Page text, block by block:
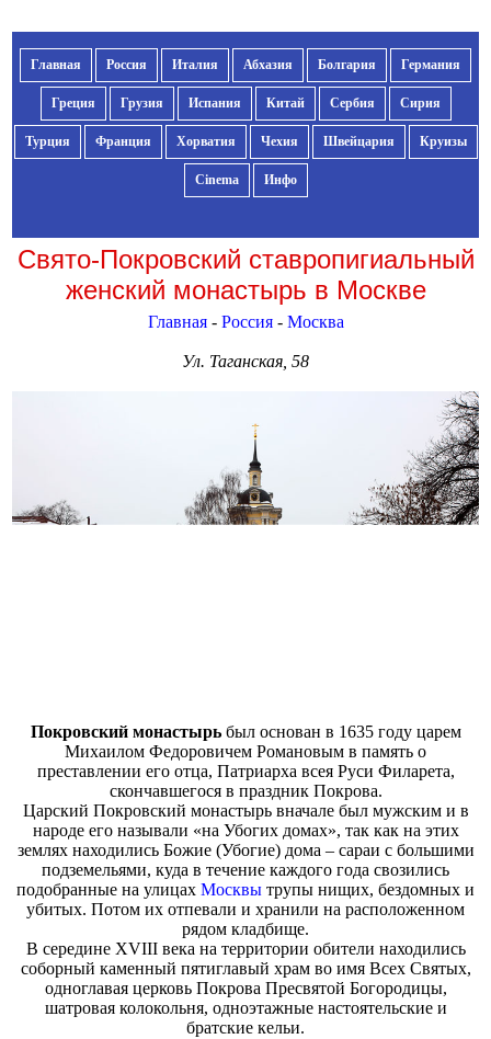
Главная Россия Италия Абхазия Болгария Германия
Греция Грузия Испания Китай Сербия Сирия
Турция Франция Хорватия Чехия Швейцария Круизы
Cinema Инфо
Свято-Покровский ставропигиальный
женский монастырь в Москве
Главная- Россия- Москва
Ул. Таганская, 58
Покровский монастырьбыл основан в 1635 году царем
Михаилом Федоровичем Романовым в память о
преставлении его отца, Патриарха всея Руси Филарета,
скончавшегося в праздник Покрова.
Царский Покровский монастырь вначале был мужским и в
народе его называли «на Убогих домах», так как на этих
землях находились Божие (Убогие) дома – сараи с большими
подземельями, куда в течение каждого года свозились
подобранные на улицах Москвы трупы нищих, бездомных и
убитых. Потом их отпевали и хранили на расположенном
рядом кладбище.
В середине XVIII века на территории обители находились
соборный каменный пятиглавый храм во имя Всех Святых,
одноглавая церковь Покрова Пресвятой Богородицы,
шатровая колокольня, одноэтажные настоятельские и
братские кельи.